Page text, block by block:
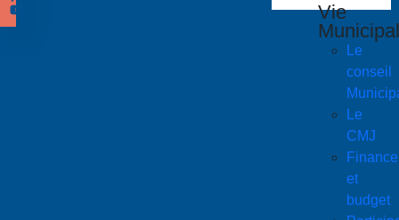
Vie
Le
conseil
Le
CMJ
Finance
et
budget